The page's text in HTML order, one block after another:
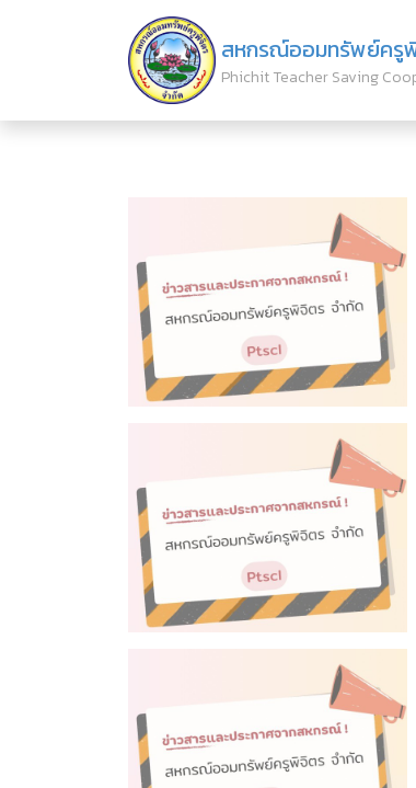
สหกรณ์ออมทรัพย์ครู
Phichit Teacher Saving